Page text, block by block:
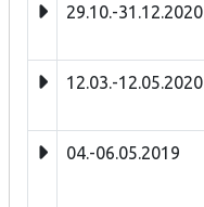
29.10.-31.12.2020
12.03.-12.05.2020
04.-06.05.2019